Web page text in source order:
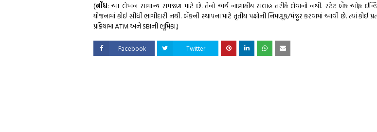
(નોંધ: આ લેખન સામાન્ય સમજણ માટે છે. તેનો અર્થ નાણાકીય સલાહ તરીકે લેવાનો નથી. સ્ટેટ બેંક ઓફ
યોજનામાં કોઈ સીધી ભાગીદારી નથી. બેંકની સ્થાપના માટે તૃતીય પક્ષોની નિમણૂક/મંજૂર કરવામાં આવી છે. ત્યાં કોઈ
પ્રક્રિયામાં ATM અને SBIની ભૂમિકા.)
Facebook Twitter